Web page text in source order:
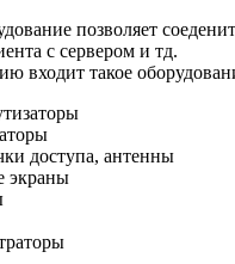
позволяет
с сервером и тд.
входит такое
доступа, антенны
экраны